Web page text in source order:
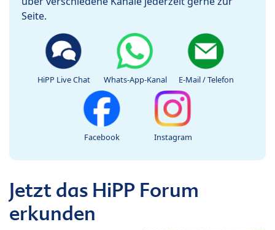
Seite.
HiPP Live Chat Whats-App-Kanal E-Mail / Telefon
Facebook Instagram
Jetzt das HiPP Forum
erkunden